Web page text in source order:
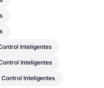
Inteligentes
Inteligentes
Inteligentes